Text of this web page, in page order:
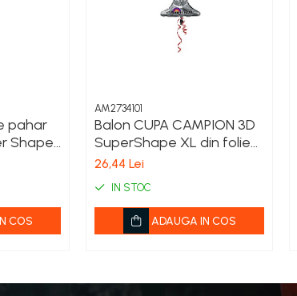
pahar
Shape
COS
AM2734101
Balon CUPA CAMPION 3D
SuperShape XL din folie
metalizata
26,44 Lei
IN STOC
ADAUGA IN COS